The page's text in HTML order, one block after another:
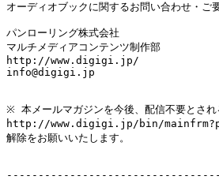
オーディオブックに関するお問い合わせ・ご
パンローリング株式会社
マルチメディアコンテンツ制作部
http://www.digigi.jp/
info@digigi.jp
※ 本メールマガジンを今後、配信不要とさ
http://www.digigi.jp/bin/
解除をお願いいたします。